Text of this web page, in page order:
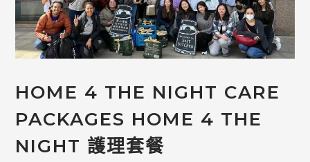
HOME 4 THE NIGHT CARE
PACKAGES HOME 4 THE
NIGHT 護理套餐